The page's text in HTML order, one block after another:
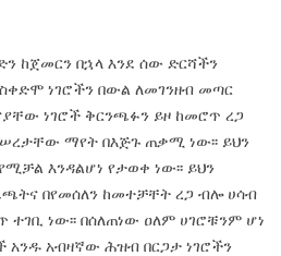
ከጀመርን በኋላ እንደ ሰው ድርሻችን
ነገሮችን በውል ለመገንዘብ መጣር
ነገሮች ቅርንጫፉን ይዞ ከመሮጥ ረጋ
ማየት በእጅጉ ጠቃሚ ነው፡፡ ይህን
እንዳልሆነ የታወቀ ነው፡፡ ይህን
በየመሰለን ከመተቻቸት ረጋ ብሎ ሀሳብ
ነው፡፡ በሰለጠነው ዐለም ሀገሮቹንም ሆነ
አንዱ አብዛኛው ሕዝብ በርጋታ ነገሮችን